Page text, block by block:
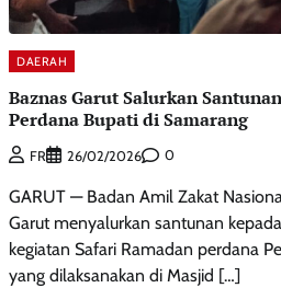
DAERAH
Baznas Garut Salurkan
Perdana Bupati di Samarang
FR 26/02/2026 0
GARUT — Badan Amil Zakat
Garut menyalurkan santunan
kegiatan Safari Ramadan perdana
yang dilaksanakan di Masjid […]